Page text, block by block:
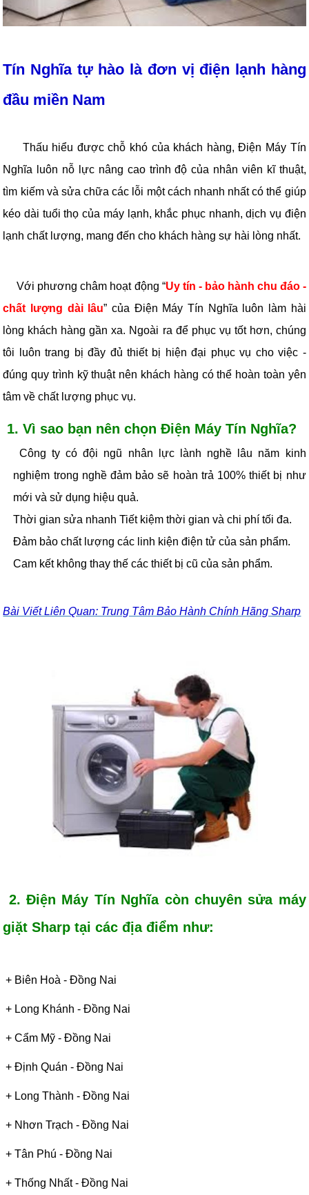
Tín Nghĩa tự hào là đơn vị điện lạnh hàng
đầu miền Nam
Thấu hiểu được chỗ khó của khách hàng, Điện Máy Tín
Nghĩa luôn nỗ lực nâng cao trình độ của nhân viên kĩ thuật,
tìm kiếm và sửa chữa các lỗi một cách nhanh nhất có thể giúp
kéo dài tuổi thọ của máy lạnh, khắc phục nhanh, dịch vụ điện
lạnh chất lượng, mang đến cho khách hàng sự hài lòng nhất.
Với phương châm hoạt động “Uy tín - bảo hành chu đáo -
chất lượng dài lâu” của Điện Máy Tín Nghĩa luôn làm hài
lòng khách hàng gần xa. Ngoài ra để phục vụ tốt hơn, chúng
tôi luôn trang bị đầy đủ thiết bị hiện đại phục vụ cho việc -
đúng quy trình kỹ thuật nên khách hàng có thể hoàn toàn yên
tâm về chất lượng phục vụ.
1. Vì sao bạn nên chọn Điện Máy Tín Nghĩa?
Công ty có đội ngũ nhân lực lành nghề lâu năm kinh
nghiệm trong nghề đảm bảo sẽ hoàn trả 100% thiết bị như
mới và sử dụng hiệu quả.
Thời gian sửa nhanh Tiết kiệm thời gian và chi phí tối đa.
Đảm bảo chất lượng các linh kiện điện tử của sản phẩm.
Cam kết không thay thế các thiết bị cũ của sản phẩm.
Bài Viết Liên Quan: Trung Tâm Bảo Hành Chính Hãng Sharp
2. Điện Máy Tín Nghĩa còn chuyên sửa máy
giặt Sharp tại các địa điểm như:
+ Biên Hoà - Đồng Nai
+ Long Khánh - Đồng Nai
+Cẩm Mỹ - Đồng Nai
+Định Quán-Đồng Nai
+ Long Thành-Đồng Nai
+ Nhơn Trạch-Đồng Nai
+Tân Phú-Đồng Nai
+Thống Nhất-Đồng Nai